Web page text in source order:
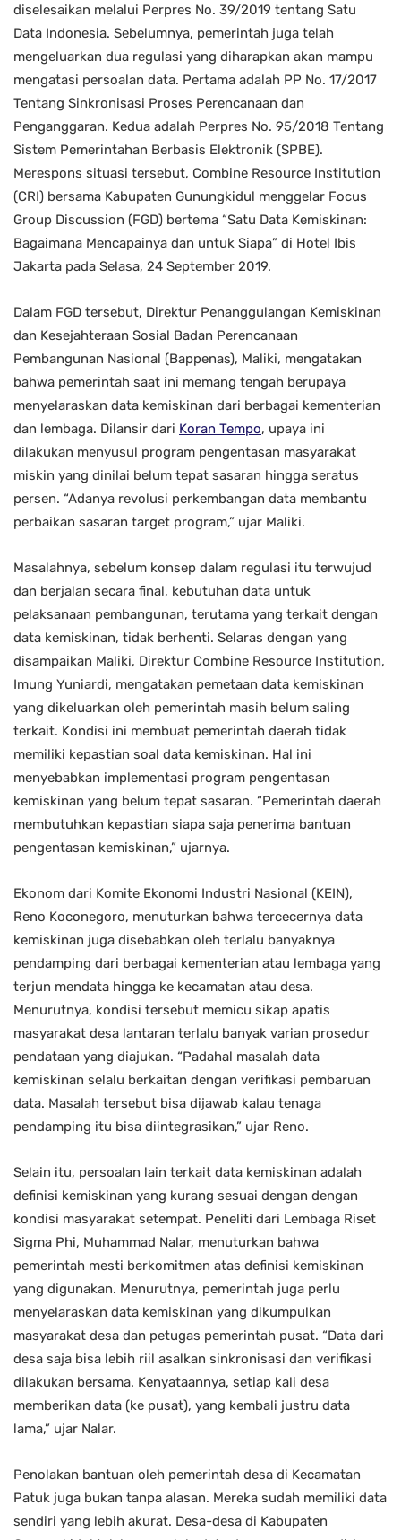
diselesaikan melalui Perpres No. 39/2019 tentang Satu
Data Indonesia. Sebelumnya, pemerintah juga telah
mengeluarkan dua regulasi yang diharapkan akan mampu
mengatasi persoalan data. Pertama adalah PP No. 17/2017
Tentang Sinkronisasi Proses Perencanaan dan
Penganggaran. Kedua adalah Perpres No. 95/2018 Tentang
Sistem Pemerintahan Berbasis Elektronik (SPBE).
Merespons situasi tersebut, Combine Resource Institution
(CRI) bersama Kabupaten Gunungkidul menggelar Focus
Group Discussion (FGD) bertema “Satu Data Kemiskinan:
Bagaimana Mencapainya dan untuk Siapa” di Hotel Ibis
Jakarta pada Selasa, 24 September 2019.
Dalam FGD tersebut, Direktur Penanggulangan Kemiskinan
dan Kesejahteraan Sosial Badan Perencanaan
Pembangunan Nasional (Bappenas), Maliki, mengatakan
bahwa pemerintah saat ini memang tengah berupaya
menyelaraskan data kemiskinan dari berbagai kementerian
dan lembaga. Dilansir dari Koran Tempo, upaya ini
dilakukan menyusul program pengentasan masyarakat
miskin yang dinilai belum tepat sasaran hingga seratus
persen. “Adanya revolusi perkembangan data membantu
perbaikan sasaran target program,” ujar Maliki.
Masalahnya, sebelum konsep dalam regulasi itu terwujud
dan berjalan secara final, kebutuhan data untuk
pelaksanaan pembangunan, terutama yang terkait dengan
data kemiskinan, tidak berhenti. Selaras dengan yang
disampaikan Maliki, Direktur Combine Resource Institution,
Imung Yuniardi, mengatakan pemetaan data kemiskinan
yang dikeluarkan oleh pemerintah masih belum saling
terkait. Kondisi ini membuat pemerintah daerah tidak
memiliki kepastian soal data kemiskinan. Hal ini
menyebabkan implementasi program pengentasan
kemiskinan yang belum tepat sasaran. “Pemerintah daerah
membutuhkan kepastian siapa saja penerima bantuan
pengentasan kemiskinan,” ujarnya.
Ekonom dari Komite Ekonomi Industri Nasional (KEIN),
Reno Koconegoro, menuturkan bahwa tercecernya data
kemiskinan juga disebabkan oleh terlalu banyaknya
pendamping dari berbagai kementerian atau lembaga yang
terjun mendata hingga ke kecamatan atau desa.
Menurutnya, kondisi tersebut memicu sikap apatis
masyarakat desa lantaran terlalu banyak varian prosedur
pendataan yang diajukan. “Padahal masalah data
kemiskinan selalu berkaitan dengan verifikasi pembaruan
data. Masalah tersebut bisa dijawab kalau tenaga
pendamping itu bisa diintegrasikan,” ujar Reno.
Selain itu, persoalan lain terkait data kemiskinan adalah
definisi kemiskinan yang kurang sesuai dengan dengan
kondisi masyarakat setempat. Peneliti dari Lembaga Riset
Sigma Phi, Muhammad Nalar, menuturkan bahwa
pemerintah mesti berkomitmen atas definisi kemiskinan
yang digunakan. Menurutnya, pemerintah juga perlu
menyelaraskan data kemiskinan yang dikumpulkan
masyarakat desa dan petugas pemerintah pusat. “Data dari
desa saja bisa lebih riil asalkan sinkronisasi dan verifikasi
dilakukan bersama. Kenyataannya, setiap kali desa
memberikan data (ke pusat), yang kembali justru data
lama,” ujar Nalar.
Penolakan bantuan oleh pemerintah desa di Kecamatan
Patuk juga bukan tanpa alasan. Mereka sudah memiliki data
sendiri yang lebih akurat. Desa-desa di Kabupaten